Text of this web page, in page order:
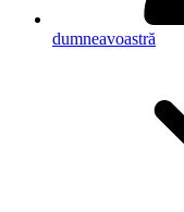
dumneavoastră